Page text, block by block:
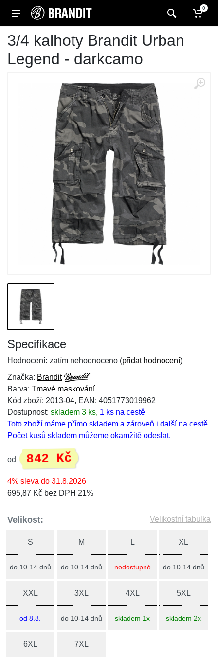
0
3/4 kalhoty Brandit Urban
Legend - darkcamo
Specifikace
Hodnocení: zatím nehodnoceno (přidat hodnocení)
Značka: Brandit
Barva: Tmavé maskování
Kód zboží: 2013-04, EAN: 4051773019962
Dostupnost: skladem 3 ks, 1 ks na cestě
Toto zboží máme přímo skladem a zároveň i další na cestě.
Počet kusů skladem můžeme okamžitě odeslat.
od 842 Kč
4% sleva do 31.8.2026
695,87 Kč bez DPH 21%
Velikost: Velikostní tabulka
S
do 10-14 dnů
M
do 10-14 dnů
L
nedostupné
XL
do 10-14 dnů
XXL
od 8.8.
3XL
do 10-14 dnů
4XL
skladem 1x
5XL
skladem 2x
6XL 7XL